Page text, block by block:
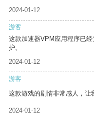
2024-01-12
游客
这款加速器VPM应用程序已
护。
2024-01-12
游客
这款游戏的剧情非常感人，让
2024-01-12